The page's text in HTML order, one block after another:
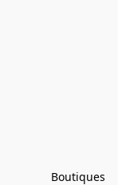
Boutiques